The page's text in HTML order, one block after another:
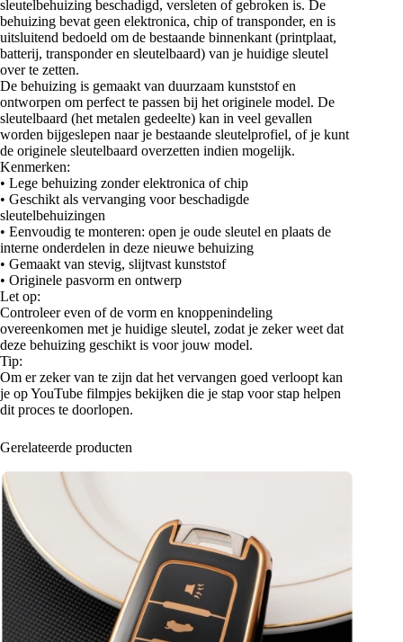
sleutelbehuizing beschadigd, versleten of gebroken is. De
behuizing bevat geen elektronica, chip of transponder, en is
uitsluitend bedoeld om de bestaande binnenkant (printplaat,
batterij, transponder en sleutelbaard) van je huidige sleutel
over te zetten.
De behuizing is gemaakt van duurzaam kunststof en
ontworpen om perfect te passen bij het originele model. De
sleutelbaard (het metalen gedeelte) kan in veel gevallen
worden bijgeslepen naar je bestaande sleutelprofiel, of je kunt
de originele sleutelbaard overzetten indien mogelijk.
Kenmerken:
• Lege behuizing zonder elektronica of chip
• Geschikt als vervanging voor beschadigde
sleutelbehuizingen
• Eenvoudig te monteren: open je oude sleutel en plaats de
interne onderdelen in deze nieuwe behuizing
• Gemaakt van stevig, slijtvast kunststof
• Originele pasvorm en ontwerp
Let op:
Controleer even of de vorm en knoppenindeling
overeenkomen met je huidige sleutel, zodat je zeker weet dat
deze behuizing geschikt is voor jouw model.
Tip:
Om er zeker van te zijn dat het vervangen goed verloopt kan
je op YouTube filmpjes bekijken die je stap voor stap helpen
dit proces te doorlopen.
Gerelateerde producten